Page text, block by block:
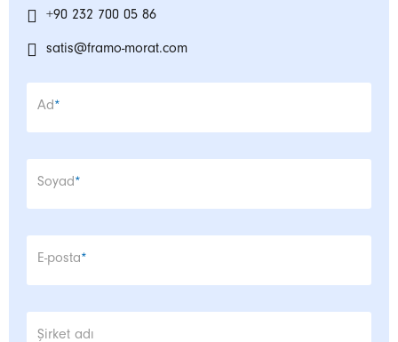
+90 232 700 05 86
satis@framo-morat.com
Zorunlu alan
Ad*
Zorunlu alan
Soyad*
Zorunlu alan
E-posta*
Şirket adı